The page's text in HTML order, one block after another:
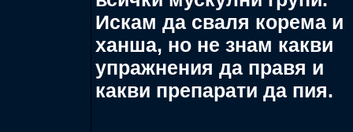
Искам да сваля корема и
ханша, но не знам какви
упражнения да правя и
какви препарати да пия.